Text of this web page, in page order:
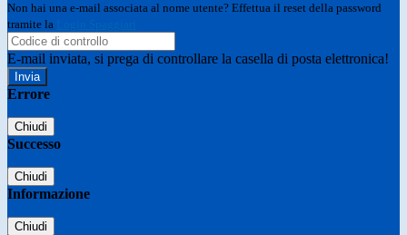
Non hai una e-mail associata al nome utente? Effettua il reset della password
tramite la
E-mail inviata, si prega di controllare la casella di posta elettronica!
Errore
Chiudi
Successo
Chiudi
Informazione
Chiudi